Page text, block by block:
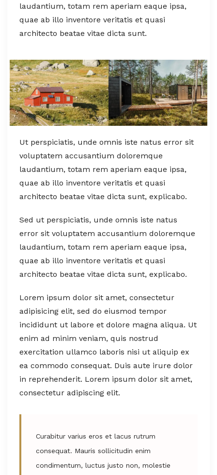
laudantium, totam rem aperiam eaque ipsa,
quae ab illo inventore veritatis et quasi
architecto beatae vitae dicta sunt.
Ut perspiciatis, unde omnis iste natus error sit
voluptatem accusantium doloremque
laudantium, totam rem aperiam eaque ipsa,
quae ab illo inventore veritatis et quasi
architecto beatae vitae dicta sunt, explicabo.
Sed ut perspiciatis, unde omnis iste natus
error sit voluptatem accusantium doloremque
laudantium, totam rem aperiam eaque ipsa,
quae ab illo inventore veritatis et quasi
architecto beatae vitae dicta sunt, explicabo.
Lorem ipsum dolor sit amet, consectetur
adipisicing elit, sed do eiusmod tempor
incididunt ut labore et dolore magna aliqua. Ut
enim ad minim veniam, quis nostrud
exercitation ullamco laboris nisi ut aliquip ex
ea commodo consequat. Duis aute irure dolor
in reprehenderit. Lorem ipsum dolor sit amet,
consectetur adipiscing elit.
Curabitur varius eros et lacus rutrum
consequat. Mauris sollicitudin enim
condimentum, luctus justo non, molestie